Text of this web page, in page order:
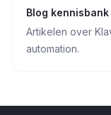
Blog kennisbank
Artikelen over
automation.